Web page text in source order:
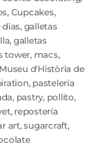
, Cupcakes,
dias, galletas
, galletas
tower, macs,
Museu d'Història de
, pastelería
, pastry, pollito,
, repostería
art,sugarcraft,